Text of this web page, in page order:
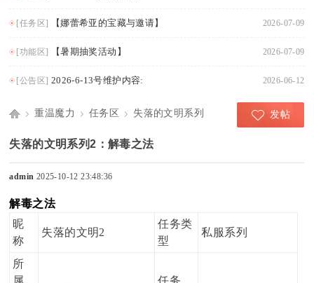
[任务区] 【娜蕾希亚的宝藏与邀请】 2026-07-09
[功能区] 【暑期抽奖活动】 2026-07-09
[公告区] 2026-6-13号维护内容: 2026-06-12
Di
sc
uz
›
重温魔力
›
任务区
›
失落的文明系列 发帖
失落的文明系列2：解毒之法
admin 2025-10-12 23:48:36
解毒之法
昵
称
失落的文明2
任务类
型
私服系列
所
属
任务